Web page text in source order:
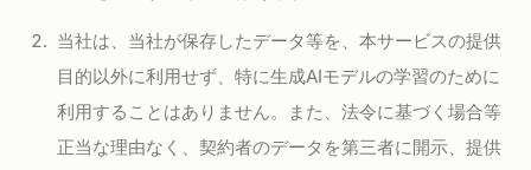
当社は、当社が保存したデータ等を、本サービスの提供
目的以外に利用せず、特に生成AIモデルの学習のために
利用することはありません。また、法令に基づく場合等
正当な理由なく、契約者のデータを第三者に開示、提供